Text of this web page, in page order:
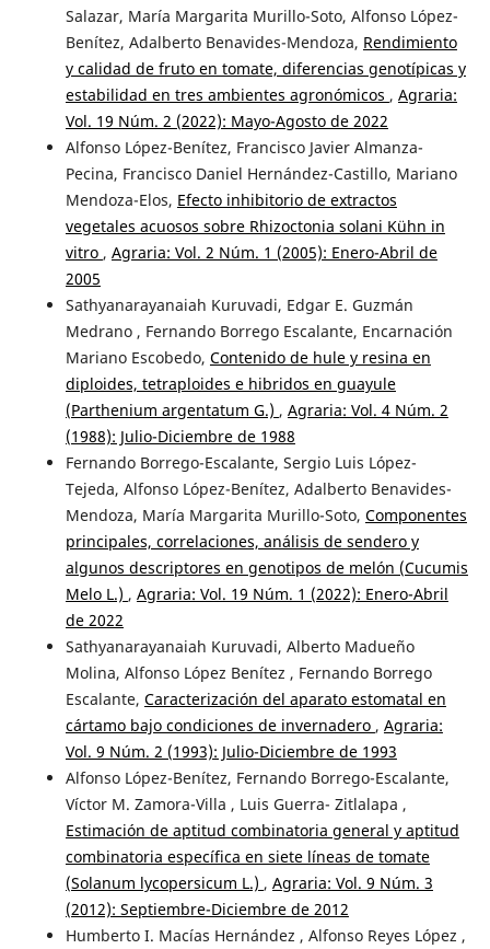
Salazar, María Margarita Murillo-Soto, Alfonso López-
Benítez, Adalberto Benavides-Mendoza, Rendimiento
y calidad de fruto en tomate, diferencias genotípicas y
estabilidad en tres ambientes agronómicos , Agraria:
Vol. 19 Núm. 2 (2022): Mayo-Agosto de 2022
Alfonso López-Benítez, Francisco Javier Almanza-
Pecina, Francisco Daniel Hernández-Castillo, Mariano
Mendoza-Elos, Efecto inhibitorio de extractos
vegetales acuosos sobre Rhizoctonia solani Kühn in
vitro , Agraria: Vol. 2 Núm. 1 (2005): Enero-Abril de
2005
Sathyanarayanaiah Kuruvadi, Edgar E. Guzmán
Medrano , Fernando Borrego Escalante, Encarnación
Mariano Escobedo, Contenido de hule y resina en
diploides, tetraploides e hibridos en guayule
(Parthenium argentatum G.) , Agraria: Vol. 4 Núm. 2
(1988): Julio-Diciembre de 1988
Fernando Borrego-Escalante, Sergio Luis López-
Tejeda, Alfonso López-Benítez, Adalberto Benavides-
Mendoza, María Margarita Murillo-Soto, Componentes
principales, correlaciones, análisis de sendero y
algunos descriptores en genotipos de melón (Cucumis
Melo L.) , Agraria: Vol. 19 Núm. 1 (2022): Enero-Abril
de 2022
Sathyanarayanaiah Kuruvadi, Alberto Madueño
Molina, Alfonso López Benítez , Fernando Borrego
Escalante, Caracterización del aparato estomatal en
cártamo bajo condiciones de invernadero , Agraria:
Vol. 9 Núm. 2 (1993): Julio-Diciembre de 1993
Alfonso López-Benítez, Fernando Borrego-Escalante,
Víctor M. Zamora-Villa , Luis Guerra- Zitlalapa ,
Estimación de aptitud combinatoria general y aptitud
combinatoria específica en siete líneas de tomate
(Solanum lycopersicum L.) , Agraria: Vol. 9 Núm. 3
(2012): Septiembre-Diciembre de 2012
Humberto I. Macías Hernández , Alfonso Reyes López ,